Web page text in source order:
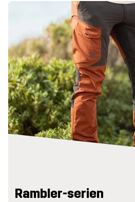
Rambler-serien